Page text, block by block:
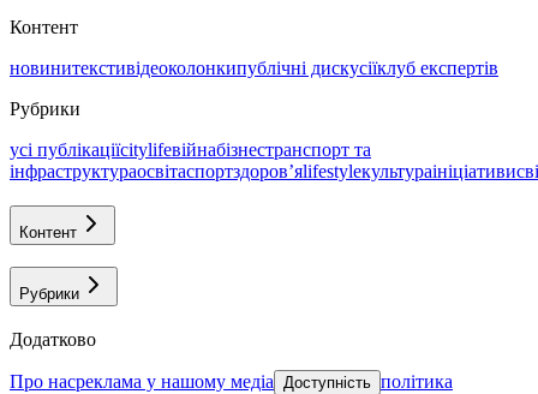
Контент
новинитекстивідеоколонкипублічні дискусіїклуб експертів
Рубрики
усі публікаціїcitylifeвійнабізнестранспорт та
інфраструктураосвітаспортздоровʼяlifestyleкультураініціативи
Контент
Рубрики
Додатково
про насреклама у нашому медіа Доступність політика